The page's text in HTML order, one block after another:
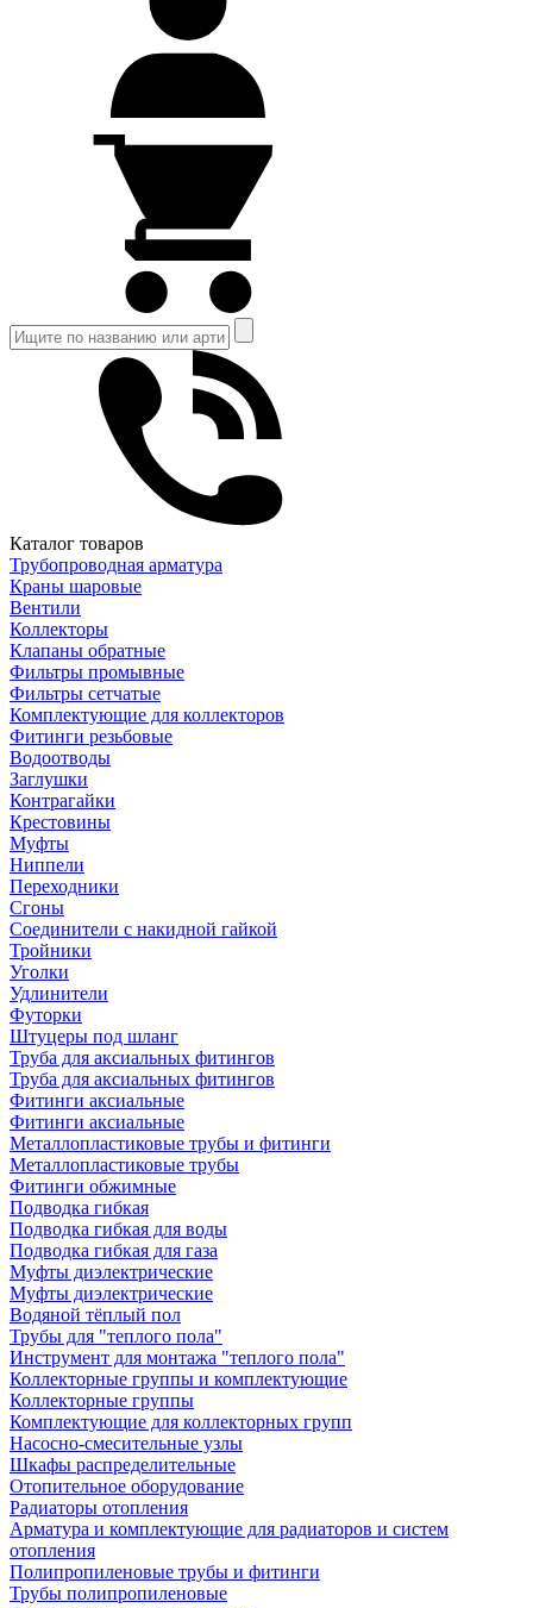
Каталог товаров
Трубопроводная арматура
Краны шаровые
Вентили
Коллекторы
Клапаны обратные
Фильтры промывные
Фильтры сетчатые
Комплектующие для коллекторов
Фитинги резьбовые
Водоотводы
Заглушки
Контрагайки
Крестовины
Муфты
Ниппели
Переходники
Сгоны
Соединители с накидной гайкой
Тройники
Уголки
Удлинители
Футорки
Штуцеры под шланг
Труба для аксиальных фитингов
Труба для аксиальных фитингов
Фитинги аксиальные
Фитинги аксиальные
Металлопластиковые трубы и фитинги
Металлопластиковые трубы
Фитинги обжимные
Подводка гибкая
Подводка гибкая для воды
Подводка гибкая для газа
Муфты диэлектрические
Муфты диэлектрические
Водяной тёплый пол
Трубы для "теплого пола"
Инструмент для монтажа "теплого пола"
Коллекторные группы и комплектующие
Коллекторные группы
Комплектующие для коллекторных групп
Насосно-смесительные узлы
Шкафы распределительные
Отопительное оборудование
Радиаторы отопления
Арматура и комплектующие для радиаторов и систем
отопления
Полипропиленовые трубы и фитинги
Трубы полипропиленовые